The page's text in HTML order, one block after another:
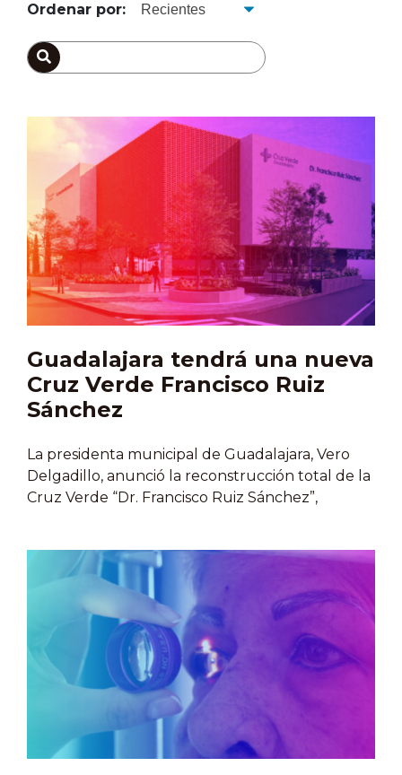
Ordenar por:
Guadalajara tendrá una nueva
Cruz Verde Francisco Ruiz
Sánchez
La presidenta municipal de Guadalajara, Vero
Delgadillo, anunció la reconstrucción total de la
Cruz Verde “Dr. Francisco Ruiz Sánchez”,
mayor capacidad hospitalaria y mejores servicios
para las y los tapatíos. La actual unidad dejará de
operar el próximo 5 de agosto para dar paso a la
construcción del nuevo edificio, que contará
con tres niveles, más quirófanos, salas de
choque, consultorios y un incremento en el
número de camas de hospitalización. Durante
este proceso, el personal será reubicado y la
atención continuará en otras unidades de Cruz…